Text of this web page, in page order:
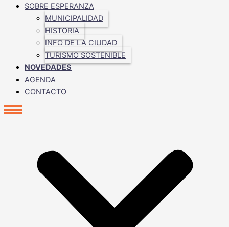
SOBRE ESPERANZA
MUNICIPALIDAD
HISTORIA
INFO DE LA CIUDAD
TURISMO SOSTENIBLE
NOVEDADES
AGENDA
CONTACTO